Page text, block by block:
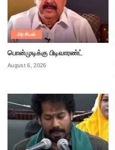
அரசியல்
பொன்முடிக்கு பிடிவாரண்ட்
August 6, 2026